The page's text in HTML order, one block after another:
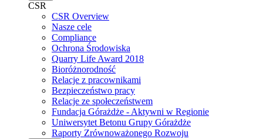
CSR
CSR Overview
Nasze cele
Compliance
Ochrona Środowiska
Quarry Life Award 2018
Bioróżnorodność
Relacje z pracownikami
Bezpieczeństwo pracy
Relacje ze społeczeństwem
Fundacja Górażdże - Aktywni w Regionie
Uniwersytet Betonu Grupy Górażdże
Raporty Zrównoważonego Rozwoju